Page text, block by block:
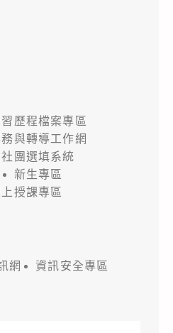
歷程檔案專區
與轉導工作網
社團選填系統
新生專區
授課專區
網
資訊安全專區